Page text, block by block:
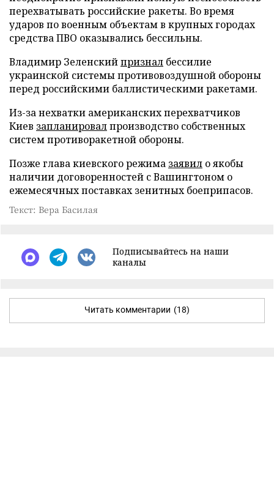
перехватывать российские ракеты. Во время
ударов по военным объектам в крупных городах
средства ПВО оказывались бессильны.
Владимир Зеленскийпризнал бессилие
украинской системы противовоздушной обороны
перед российскими баллистическими ракетами.
Из-за нехватки американских перехватчиков
Киев запланировалпроизводство собственных
систем противоракетной обороны.
Позже глава киевского режима заявил о якобы
наличии договоренностей с Вашингтоном о
ежемесячных поставках зенитных боеприпасов.
Текст: Вера Басилая
Подписывайтесь на наши
каналы
Читать комментарии (18)